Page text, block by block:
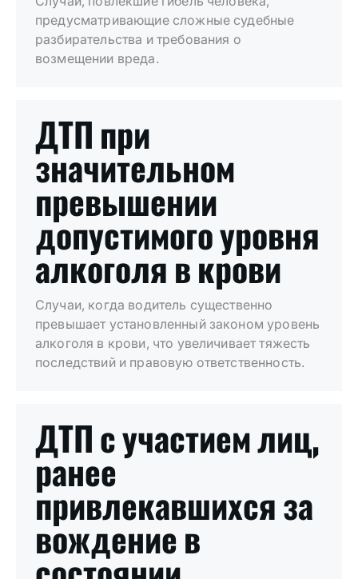
предусматривающие сложные судебные
разбирательства и требования о
возмещении вреда.
ДТП при
значительном
превышении
допустимого уровня
алкоголя в крови
Случаи, когда водитель существенно
превышает установленный законом уровень
алкоголя в крови, что увеличивает тяжесть
последствий и правовую ответственность.
ДТП с участием лиц,
ранее
привлекавшихся за
вождение в